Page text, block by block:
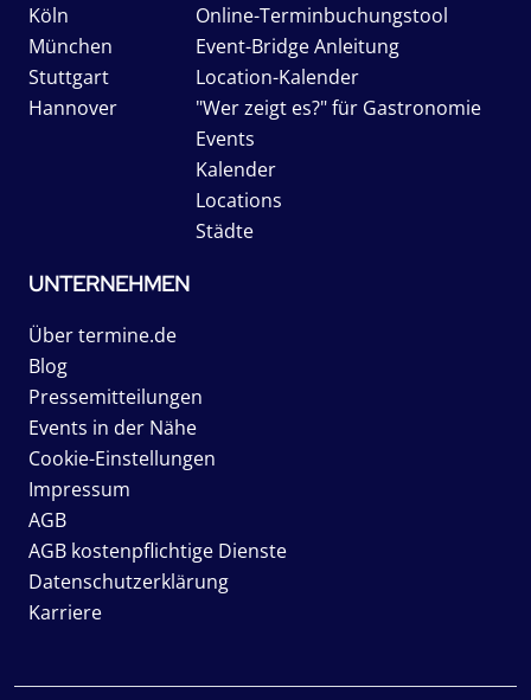
Köln
München
Stuttgart
Hannover
Online-Terminbuchungstool
Event-Bridge Anleitung
Location-Kalender
"Wer zeigt es?" für Gastronomie
Events
Kalender
Locations
Städte
UNTERNEHMEN
Über termine.de
Blog
Pressemitteilungen
Events in der Nähe
Cookie-Einstellungen
Impressum
AGB
AGB kostenpflichtige Dienste
Datenschutzerklärung
Karriere